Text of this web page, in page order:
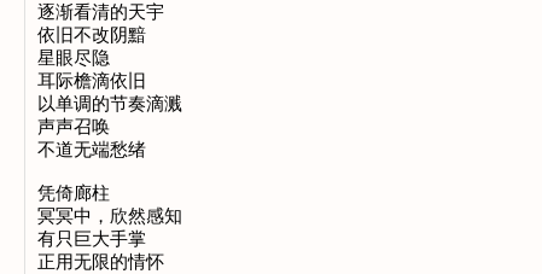
逐渐看清的天宇
依旧不改阴黯
星眼尽隐
耳际檐滴依旧
以单调的节奏滴溅
声声召唤
不道无端愁绪
凭倚廊柱
冥冥中，欣然感知
有只巨大手掌
正用无限的情怀